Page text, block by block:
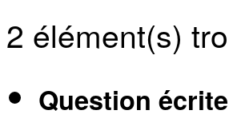
2 élément(s)
Question